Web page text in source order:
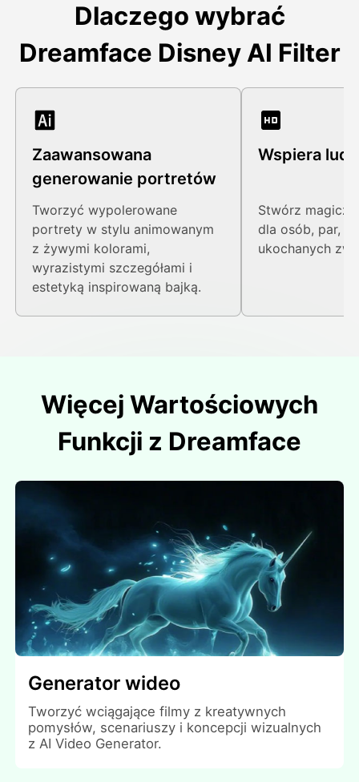
Dlaczego wybrać
Dreamface Disney AI Filter
Zaawansowana
generowanie portretów
Tworzyć wypolerowane
portrety w stylu animowanym
z żywymi kolorami,
wyrazistymi szczegółami i
estetyką inspirowaną bajką.
Wspiera
Stwórz
dla osób, par,
ukochanych
Więcej Wartościowych
Funkcji z Dreamface
Generator wideo
Tworzyć wciągające filmy z kreatywnych
pomysłów, scenariuszy i koncepcji wizualnych
z AI Video Generator.